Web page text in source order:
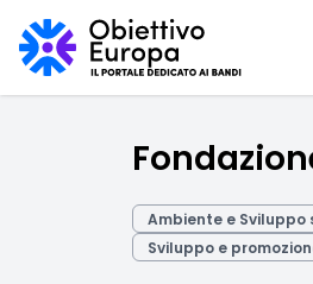
Ambiente e Sviluppo
Sviluppo e